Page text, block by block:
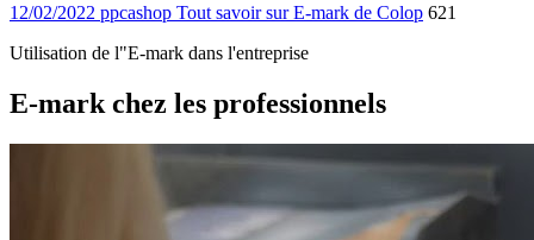
12/02/2022 ppcashop Tout savoir sur E-mark de Colop 621
Utilisation de l"E-mark dans l'entreprise
E-mark chez les professionnels